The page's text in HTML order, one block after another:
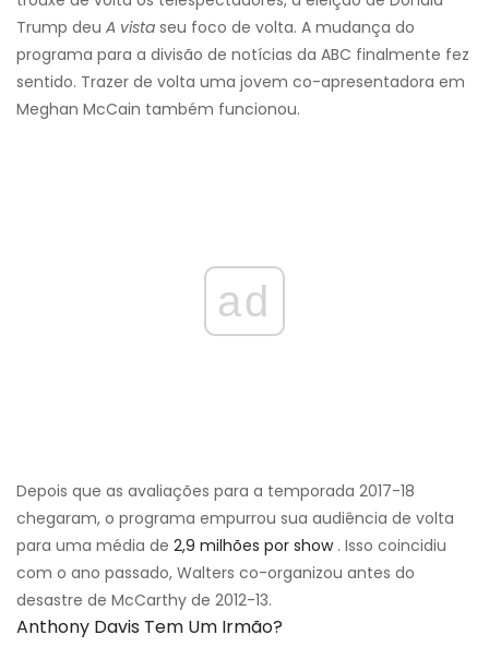
Trump deu A vista seu foco de volta. A mudança do
programa para a divisão de notícias da ABC finalmente fez
sentido. Trazer de volta uma jovem co-apresentadora em
Meghan McCain também funcionou.
ad
Depois que as avaliações para a temporada 2017-18
chegaram, o programa empurrou sua audiência de volta
para uma média de 2,9 milhões por show. Isso coincidiu
com o ano passado, Walters co-organizou antes do
desastre de McCarthy de 2012-13.
Anthony Davis Tem Um Irmão?